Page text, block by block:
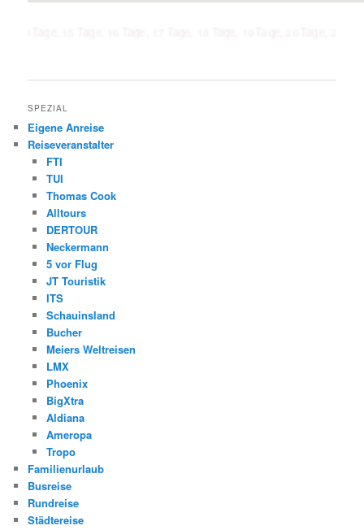
SPEZIAL
Eigene Anreise
Reiseveranstalter
FTI
TUI
Thomas Cook
Alltours
DERTOUR
Neckermann
5 vor Flug
JT Touristik
ITS
Schauinsland
Bucher
Meiers Weltreisen
LMX
Phoenix
BigXtra
Aldiana
Ameropa
Tropo
Familienurlaub
Busreise
Rundreise
Städtereise